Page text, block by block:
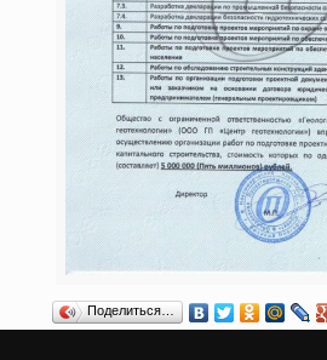
Поделиться…